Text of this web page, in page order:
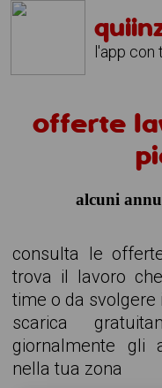
l'app
offerte
alcuni
consulta le
trova il lavoro
time o da svolgere
scarica
giornalmente gli
nella tua zona